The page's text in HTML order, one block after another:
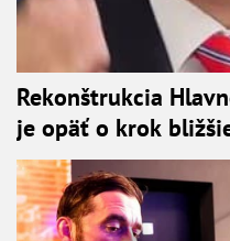
Rekonštrukcia
je opäť o krok